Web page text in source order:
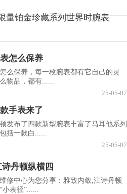
量铂金珍藏系列世界时腕表
怎么保养
么保养，每一枚腕表都有它自己的灵
物品，都有......
25-05-07
手表来了
发布了四款新型腕表丰富了马耳他系列
括一款白......
25-05-07
丹顿纵横四
修中心为您分享：雅致内敛,江诗丹顿
表径”......